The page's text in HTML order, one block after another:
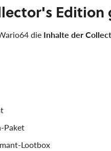
Edition
die Inhalte der
Paket
Lootbox